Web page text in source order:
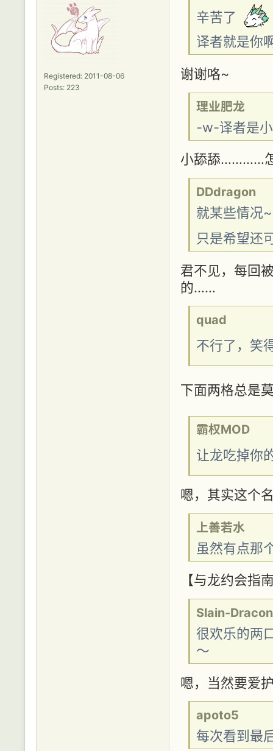
Registered: 2011-08-06
Posts: 223
辛苦了
译者就是你
谢谢咯~
理业肥龙
-w-译者是
小舔舔…………
DDdragon
就某些情况
只是希望还
君不见，每回
的……
quad
不行了，笑
下面两格总是
霸权MOD
让龙吃掉你
嗯，其实这个
上善若水
虽然有点那
【与龙约会指
Slain-Dracon
很欢乐的两
～
嗯，当然要爱
apoto5
每次看到最